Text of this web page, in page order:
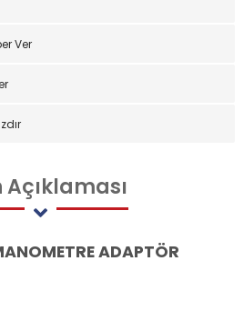
Ver
Açıklaması
ADAPTÖR